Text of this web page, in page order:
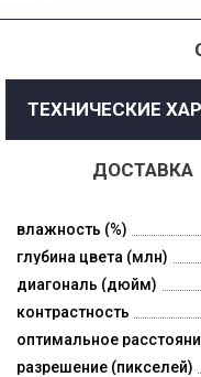
ТЕХНИЧЕСКИЕ
ДОСТАВКА
влажность (%)
глубина цвета (млн)
диагональ (дюйм)
контрастность
оптимальное
разрешение (пикселей)